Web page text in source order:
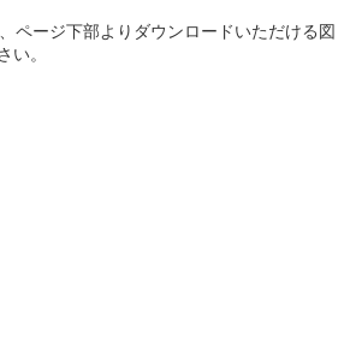
ページ下部よりダウンロードいただける図
い。